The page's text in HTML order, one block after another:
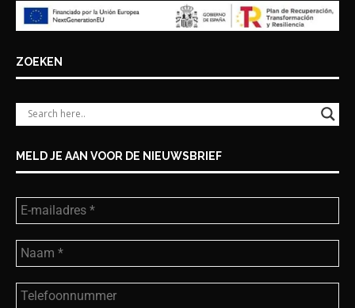
ZOEKEN
MELD JE AAN VOOR DE NIEUWSBRIEF